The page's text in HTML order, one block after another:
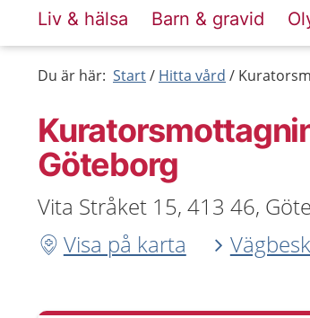
Liv & hälsa Barn & gravid
Du är här: Start Hitta vård
Göteborg
Vita Stråket 15, 413 46,
Visa på karta